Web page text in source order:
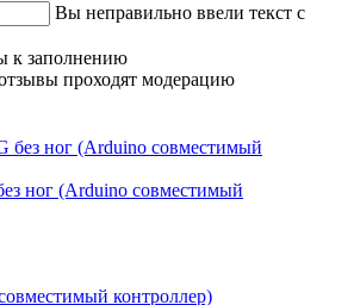
Вы неправильно ввели текст с
к заполнению
проходят модерацию
ног (Arduino совместимый